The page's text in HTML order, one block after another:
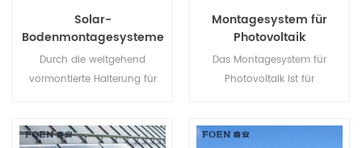
Solar-
Bodenmontagesysteme
Durch die weitgehend
vormontierte Halterung für
sparen und die
Montagesystem für
Photovoltaik
Das Montagesystem für
Photovoltaik ist für
Montage, enorme